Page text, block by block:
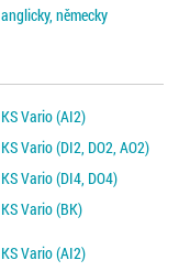
anglicky, německy
KS Vario (AI2)
KS Vario (DI2, DO2, AO2)
KS Vario (DI4, DO4)
KS Vario (BK)
KS Vario (AI2)